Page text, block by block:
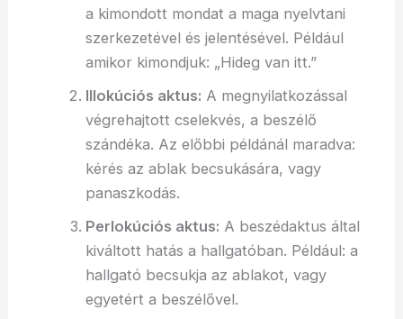
a kimondott mondat a maga nyelvtani
szerkezetével és jelentésével. Például
amikor kimondjuk: „Hideg van itt.”
Illokúciós aktus: A megnyilatkozással
végrehajtott cselekvés, a beszélő
szándéka. Az előbbi példánál maradva:
kérés az ablak becsukására, vagy
panaszkodás.
Perlokúciós aktus: A beszédaktus által
kiváltott hatás a hallgatóban. Például: a
hallgató becsukja az ablakot, vagy
egyetért a beszélővel.